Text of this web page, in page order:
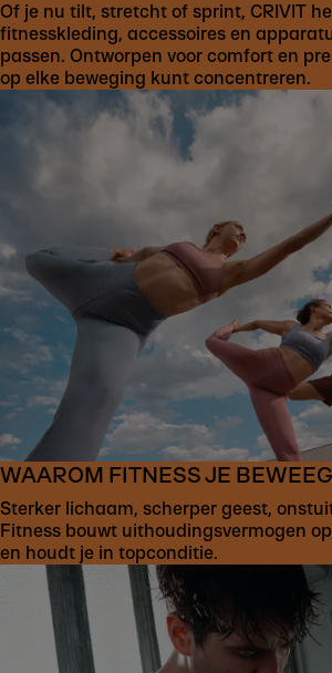
Of je nu tilt, stretcht of sprint, CRIVIT
fitnesskleding, accessoires en
passen. Ontworpen voor comfort en
op elke beweging kunt concentreren.
WAAROM FITNESS JE
Sterker lichaam, scherper geest,
Fitness bouwt uithoudingsvermogen
en houdt je in topconditie.